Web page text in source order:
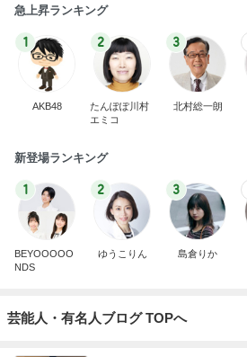
急上昇ランキング
1
AKB48
2
たんぽぽ川村
エミコ
3
北村総一朗
新登場ランキング
1
BEYOOOOO
NDS
2
ゆうこりん
3
島倉りか
芸能人・有名人ブログ TOPへ